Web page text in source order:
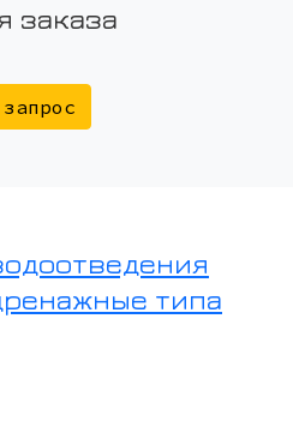
заказа
типа